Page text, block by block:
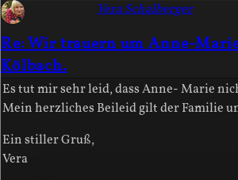
Re: Wir trauern um Anne-
Kölbach.
Vera Schalberger
Es tut mir sehr leid, dass Anne- Marie
Mein herzliches Beileid gilt der Familie
Ein stiller Gruß,
Vera